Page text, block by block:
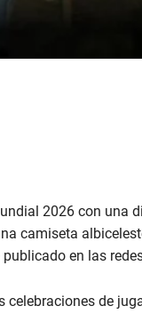
2026 con una
camiseta
en las
de